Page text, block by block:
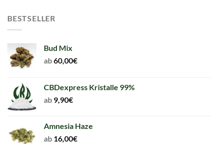
BESTSELLER
Bud Mix
ab60,00€
CBDexpress Kristalle 99%
ab 9,90€
Amnesia Haze
ab 16,00€